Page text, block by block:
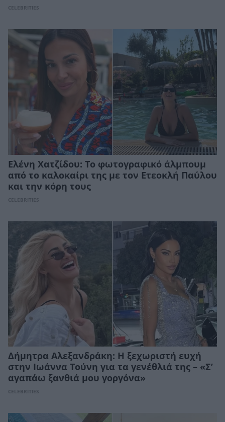
CELEBRITIES
Ελένη Χατζίδου: Το φωτογραφικό άλμπουμ
από το καλοκαίρι της με τον Ετεοκλή Παύλου
και την κόρη τους
CELEBRITIES
Δήμητρα Αλεξανδράκη: Η ξεχωριστή ευχή
στην Ιωάννα Τούνη για τα γενέθλιά της – «Σ’
αγαπάω ξανθιά μου γοργόνα»
CELEBRITIES